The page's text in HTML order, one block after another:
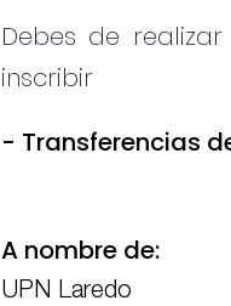
Debes de
inscribir
- Transferencias
A nombre de:
UPN Laredo